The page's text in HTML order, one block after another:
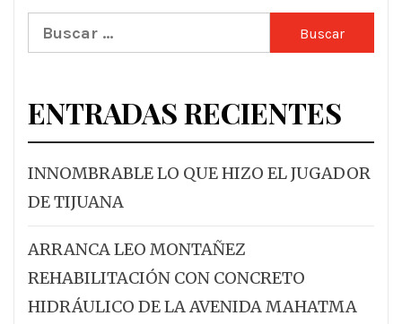
Buscar:
ENTRADAS RECIENTES
INNOMBRABLE LO QUE HIZO EL JUGADOR
DE TIJUANA
ARRANCA LEO MONTAÑEZ
REHABILITACIÓN CON CONCRETO
HIDRÁULICO DE LA AVENIDA MAHATMA